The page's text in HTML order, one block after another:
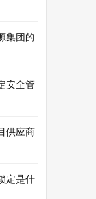
集团的
安全管
供应商
定是什